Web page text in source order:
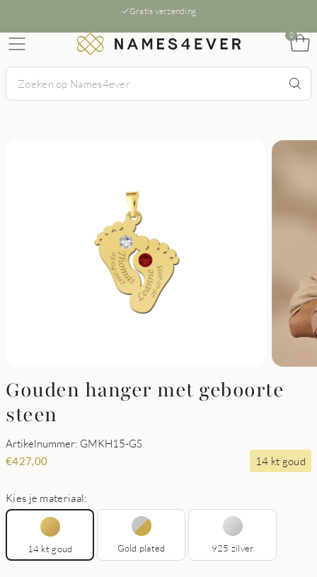
Gratis verzending
0
Gouden hanger met geboorte
steen
Artikelnummer: GMKH15-GS
€427,00 14 kt goud
Kies je materiaal:
14 kt goud Gold plated 925 zilver